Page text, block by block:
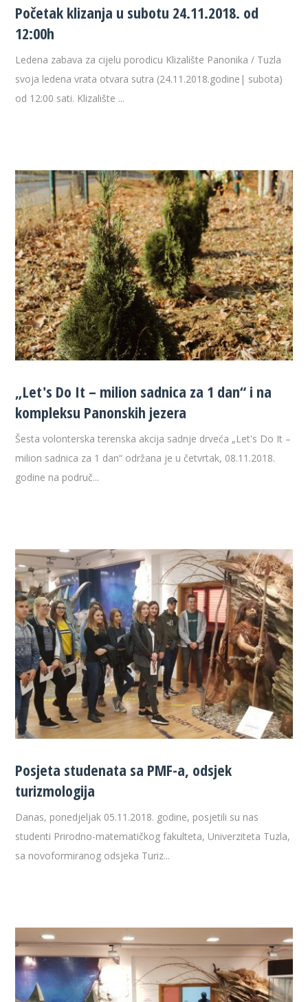
Početak klizanja u subotu 24.11.2018. od
12:00h
Ledena zabava za cijelu porodicu Klizalište Panonika / Tuzla
svoja ledena vrata otvara sutra (24.11.2018.godine| subota)
od 12:00 sati. Klizalište ...
„Let's Do It – milion sadnica za 1 dan“ i na
kompleksu Panonskih jezera
Šesta volonterska terenska akcija sadnje drveća „Let's Do It –
milion sadnica za 1 dan“ održana je u četvrtak, 08.11.2018.
godine na područ...
Posjeta studenata sa PMF-a, odsjek
turizmologija
Danas, ponedjeljak 05.11.2018. godine, posjetili su nas
studenti Prirodno-matematičkog fakulteta, Univerziteta Tuzla,
sa novoformiranog odsjeka Turiz...